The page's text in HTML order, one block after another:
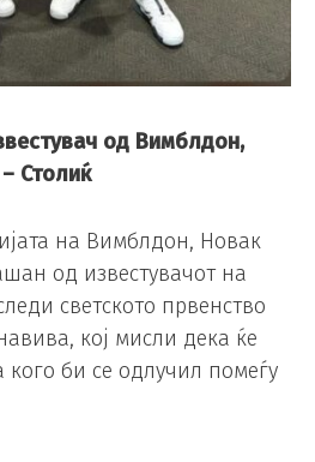
од Вимблдон,
Столиќ
на Вимблдон, Новак
од известувачот на
светското првенство
кој мисли дека ќе
би се одлучил помеѓу